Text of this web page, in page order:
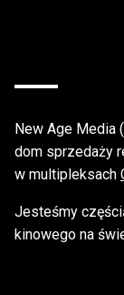
New Age Media
dom sprzedaży
w multipleksach
Jesteśmy
kinowego na